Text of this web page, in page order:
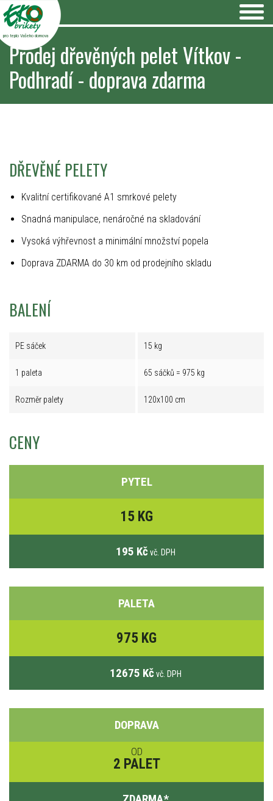
pro teplo Vašeho domova
Prodej dřevěných pelet Vítkov -
Podhradí - doprava zdarma
DŘEVĚNÉ PELETY
Kvalitní certifikované A1 smrkové pelety
Snadná manipulace, nenáročné na skladování
Vysoká výhřevnost a minimální množství popela
Doprava ZDARMA do 30 km od prodejního skladu
BALENÍ
PE sáček 15 kg
1 paleta 65 sáčků = 975 kg
Rozměr palety 120x100 cm
CENY
PYTEL
15 KG
195 Kč vč. DPH
PALETA
975 KG
12675 Kč vč. DPH
DOPRAVA
OD
2 PALET